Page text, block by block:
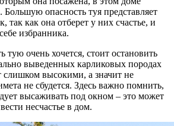
опасность туя представляет
так как она отберет у них счастье, и
избранника.
тую очень хочется, стоит остановить
выведенных карликовых породах
высокими, а значит не
не сбудется. Здесь важно помнить,
высаживать под окном – это может
несчастье в дом.